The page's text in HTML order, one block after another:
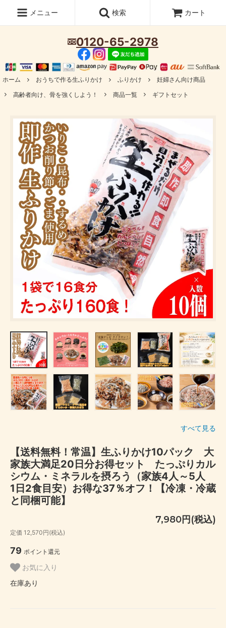
0120-65-2978
メニュー 検索 カート
ホーム おうちで作る生ふりかけ ふりかけ
妊婦さん向け商品
高齢者向け、骨を強くしよう！
商品一覧 ギフトセット
すべて見る
【送料無料！常温】生ふりかけ10パック 大
家族大満足20日分お得セット たっぷりカル
シウム・ミネラルを摂ろう（家族4人～5人
1日2食目安）お得な37％オフ！【冷凍・冷蔵
と同梱可能】
7,980円(税込)
定価 12,570円(税込)
79 ポイント還元
お気に入り
在庫あり